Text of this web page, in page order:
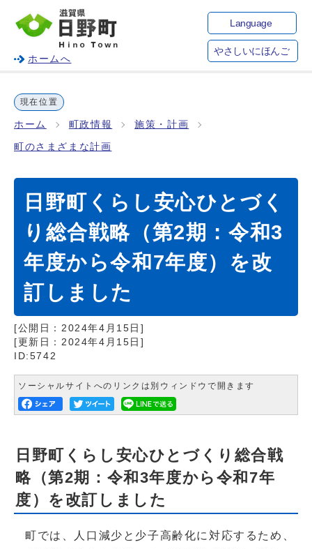
ホームへ
Language
やさしいにほんご
現在位置
ホーム 町政情報 施策・計画
町のさまざまな計画
日野町くらし安心ひとづく
り総合戦略（第2期：令和3
年度から令和7年度）を改
訂しました
[公開日： 2024年4月15日 ]
[更新日： 2024年4月15日 ]
ID:5742
ソーシャルサイトへのリンクは別ウィンドウで開きます
日野町くらし安心ひとづくり総合戦
略（第2期：令和3年度から令和7年
度）を改訂しました
町では、人口減少と少子高齢化に対応するため、